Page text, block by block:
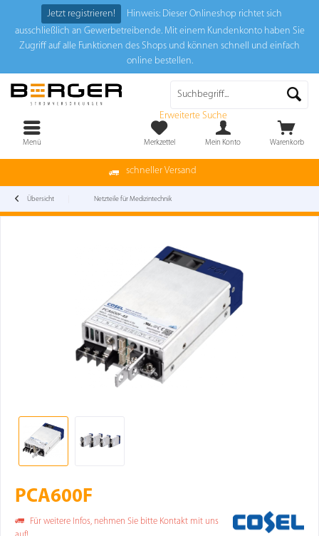
Jetzt registrieren!
Hinweis: Dieser Onlineshop richtet sich
ausschließlich an Gewerbetreibende. Mit einem Kundenkonto haben Sie
Zugriff auf alle Funktionen des Shops und können schnell und einfach
online bestellen.
schneller Versand
Erweiterte Suche
Warenkorb
Merkzettel Mein Konto
Menü
Übersicht Netzteile für Medizintechnik
PCA600F
Für weitere Infos, nehmen Sie bitte Kontakt mit uns